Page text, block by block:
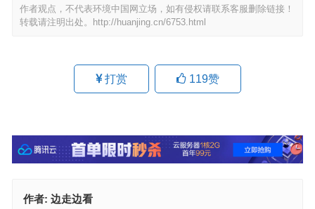
作者观点，不代表环境中国网立场，如有侵权请联系客服删除链接！
转载请注明出处。 http://huanjing.cn/6753.html
打赏 119赞
作者: 边走边看